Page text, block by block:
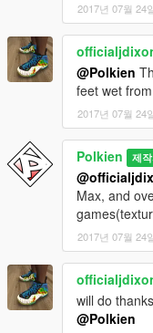
2017년 07월 24
@Polkien
feet wet
2017년 07월 24
Polkien 제
Max, and
2017년 07월 24
will do
@Polkien